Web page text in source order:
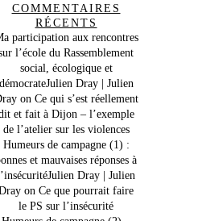
COMMENTAIRES
RÉCENTS
participation aux rencontres
l’école du Rassemblement
social, écologique et
démocrateJulien Dray | Julien
on Ce qui s’est réellement
et fait à Dijon – l’exemple
de l’atelier sur les violences
Humeurs de campagne (1) :
et mauvaises réponses à
Dray | Julien
on Ce que pourrait faire
le PS sur l’insécurité